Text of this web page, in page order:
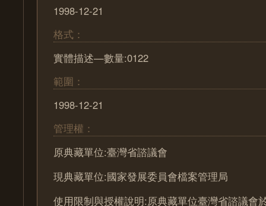
1998-12-21
格式：
實體描述—數量:0122
範圍：
1998-12-21
管理權：
原典藏單位:臺灣省諮議會
現典藏單位:國家發展委員會檔案管理局
使用限制與授權說明:原典藏單位臺灣省諮議會